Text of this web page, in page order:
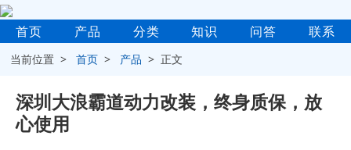
首页 产品 分类 知识 问答 联系
当前位置 >首页 > 产品 > 正文
深圳大浪霸道动力改装，终身质保，放
心使用